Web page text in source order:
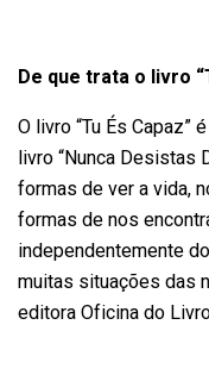
De que trata o livro
O livro “Tu És Capaz”
livro “Nunca Desistas
formas de ver a vida,
formas de nos
independentemente
muitas situações das
editora Oficina do